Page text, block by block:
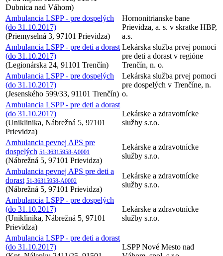
Dubnica nad Váhom)
Ambulancia LSPP - pre dospelých
(do 31.10.2017)
(Priemyselná 3, 97101 Prievidza)
Hornonitrianske bane
Prievidza, a. s. v skratke HBP,
a.s.
Ambulancia LSPP - pre deti a dorast
(do 31.10.2017)
(Legionárska 24, 91101 Trenčín)
Lekárska služba prvej pomoci
pre deti a dorast v regióne
Trenčín, n. o.
Ambulancia LSPP - pre dospelých
(do 31.10.2017)
(Jesenského 599/33, 91101 Trenčín)
Lekárska služba prvej pomoci
pre dospelých v Trenčíne, n.
o.
Ambulancia LSPP - pre deti a dorast
(do 31.10.2017)
(Uniklinika, Nábrežná 5, 97101
Prievidza)
Lekárske a zdravotnícke
služby s.r.o.
Ambulancia pevnej APS pre
dospelých 51-36315958-A0001
(Nábrežná 5, 97101 Prievidza)
Lekárske a zdravotnícke
služby s.r.o.
Ambulancia pevnej APS pre deti a
dorast 51-36315958-A0002
(Nábrežná 5, 97101 Prievidza)
Lekárske a zdravotnícke
služby s.r.o.
Ambulancia LSPP - pre dospelých
(do 31.10.2017)
(Uniklinika, Nábrežná 5, 97101
Prievidza)
Lekárske a zdravotnícke
služby s.r.o.
Ambulancia LSPP - pre deti a dorast
(do 31.10.2017)
LSPP Nové Mesto nad